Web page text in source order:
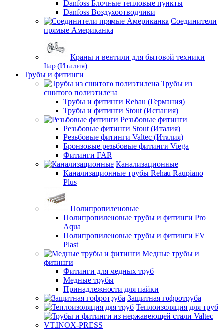
Danfoss Блочные тепловые пункты
Danfoss Воздухоотводчики
Соединители
прямые Американка
Краны и вентили для бытовой техники
Itap (Италия)
Трубы и фитинги
Трубы из
сшитого полиэтилена
Трубы и фитинги Rehau (Германия)
Трубы и фитинги Stout (Испания)
Резьбовые фитинги
Резьбовые фитинги Stout (Италия)
Резьбовые фитинги Valtec (Италия)
Бронзовые резьбовые фитинги Viega
Фитинги FAR
Канализационные
Канализационные трубы Rehau Raupiano
Plus
Полипропиленовые
Полипропиленовые трубы и фитинги Pro
Aqua
Полипропиленовые трубы и фитинги FV
Plast
Медные трубы и
фитинги
Фитинги для медных труб
Медные трубы
Принадлежности для пайки
Защитная гофротруба
Теплоизоляция для труб